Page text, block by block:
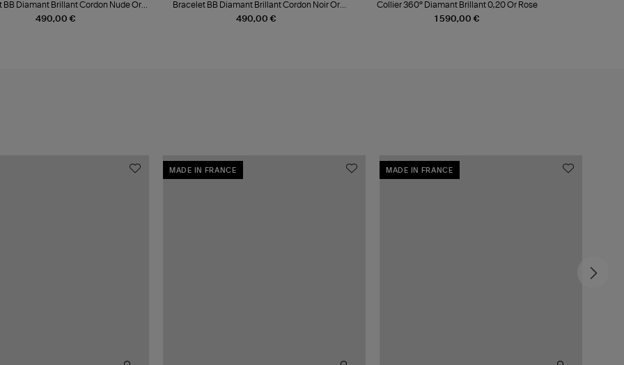
490,00 €
BB Diamant Brillant Cordon Nude Or
Rose
490,00 €
Bracelet BB Diamant Brillant Cordon Noir Or
Blanc
1 590,00 €
Collier 360° Diamant Brillant 0,20 Or Rose
MADE IN FRANCE MADE IN FRANCE